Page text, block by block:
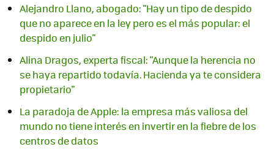
Alejandro Llano, abogado: "Hay un tipo de despido
que no aparece en la ley pero es el más popular: el
despido en julio"
Alina Dragos, experta fiscal: "Aunque la herencia no
se haya repartido todavía. Hacienda ya te considera
propietario"
La paradoja de Apple: la empresa más valiosa del
mundo no tiene interés en invertir en la fiebre de los
centros de datos